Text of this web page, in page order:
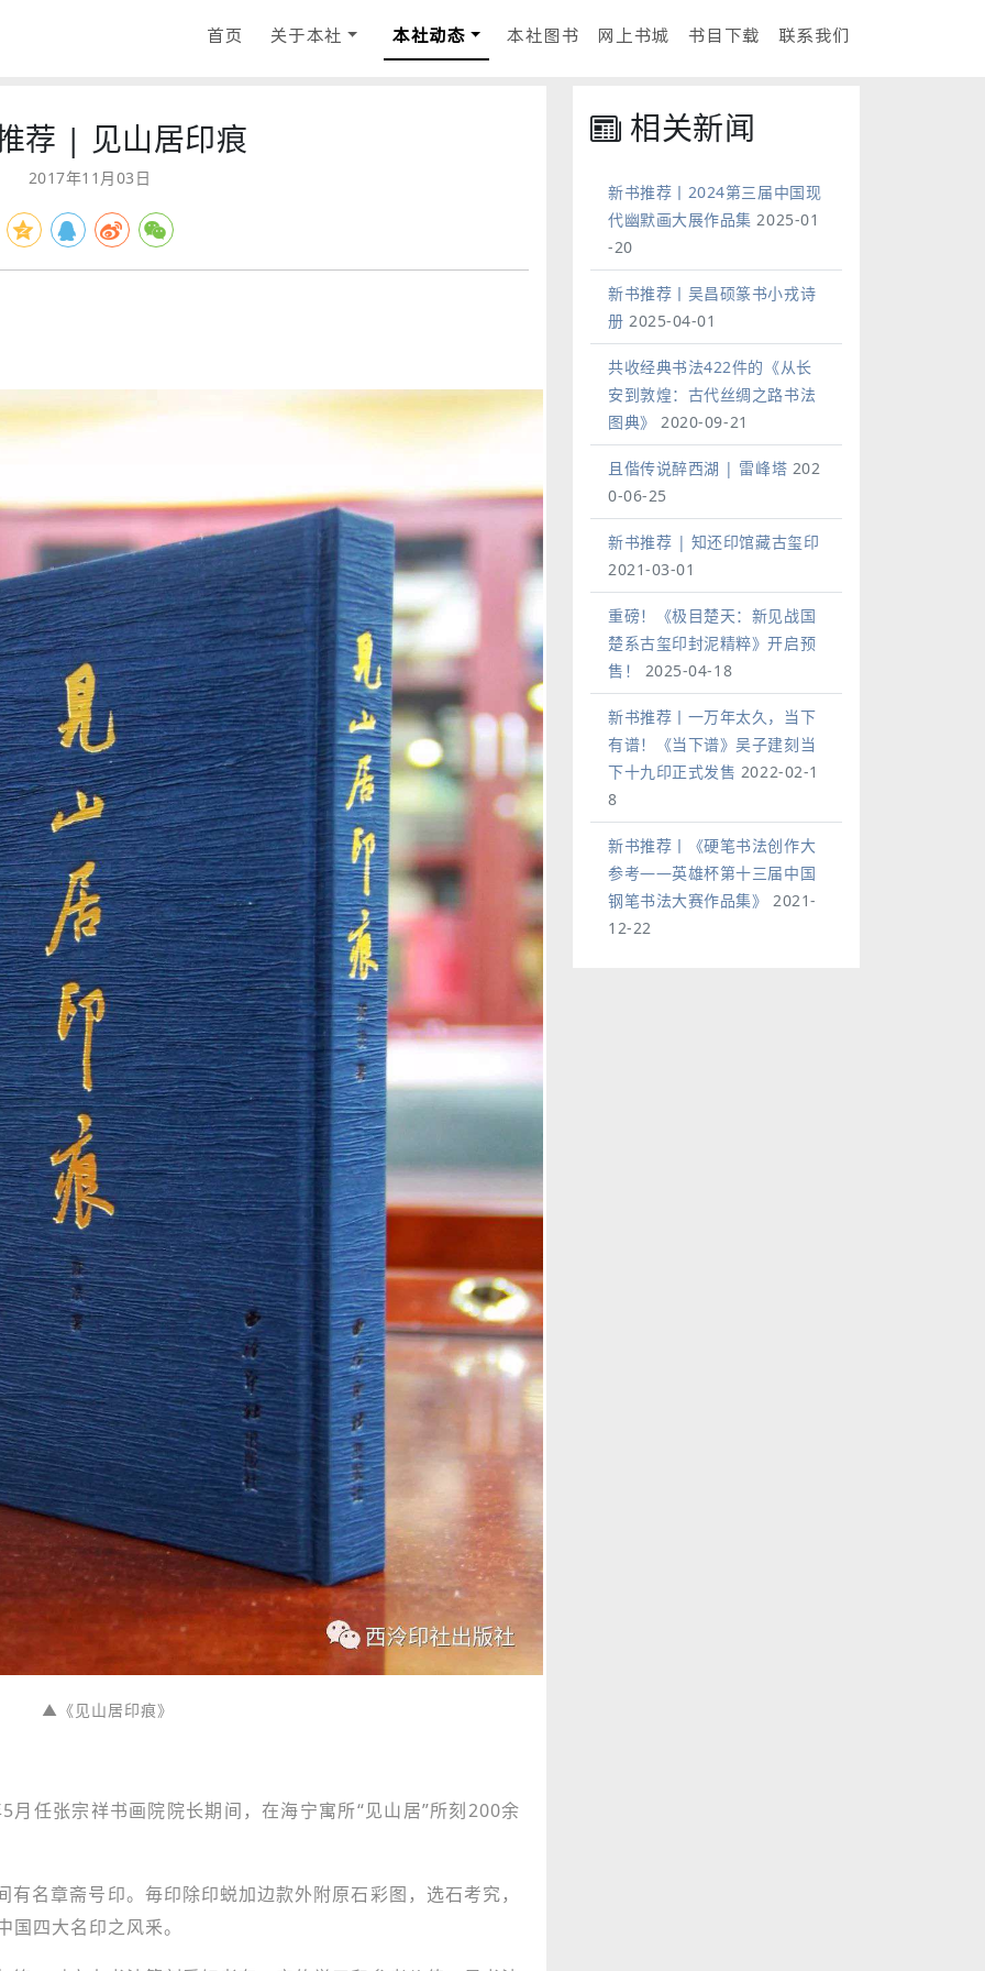
首页 关于本社 本社动态 本社图书 网上书城 书目下载 联系我们
荐 | 见山居印痕
2017年11月03日
▲《见山居印痕》
任张宗祥书画院院长期间，在海宁寓所“见山居”所刻200余
名章斋号印。毎印除印蜕加边款外附原石彩图，选石考究，
四大名印之风釆。
相关新闻
新书推荐丨2024第三届中国现
代幽默画大展作品集2025-01
-20
新书推荐丨吴昌硕篆书小戎诗
册2025-04-01
共收经典书法422件的《从长
安到敦煌：古代丝绸之路书法
图典》2020-09-21
且偕传说醉西湖 | 雷峰塔 202
0-06-25
新书推荐 | 知还印馆藏古玺印
2021-03-01
重磅！《极目楚天：新见战国
楚系古玺印封泥精粹》开启预
售！ 2025-04-18
新书推荐丨一万年太久，当下
有谱！《当下谱》吴子建刻当
下十九印正式发售 2022-02-1
8
新书推荐丨《硬笔书法创作大
参考——英雄杯第十三届中国
钢笔书法大赛作品集》 2021-
12-22